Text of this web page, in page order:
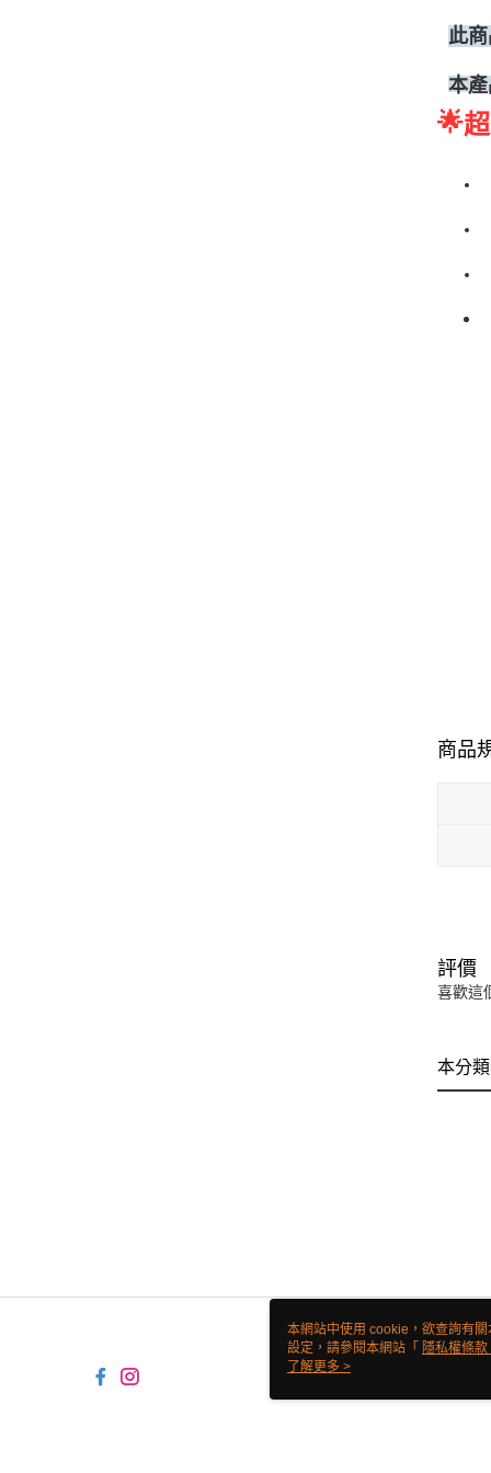
此
本
🌟
商品
評價
喜歡這
本分
本網站中使用 cookie，欲查詢有
設定，請參閱本網站「 隱私權條款
使用 cookie。
了解更多 >